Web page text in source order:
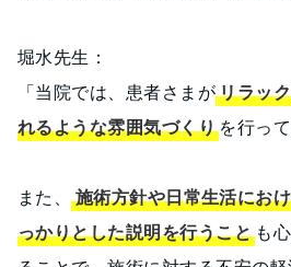
堀水先生：
「当院では、患者さまがリラッ
れるような雰囲気づくり を行っ
また、施術方針や日常生活にお
っかりとした説明を行うこと も